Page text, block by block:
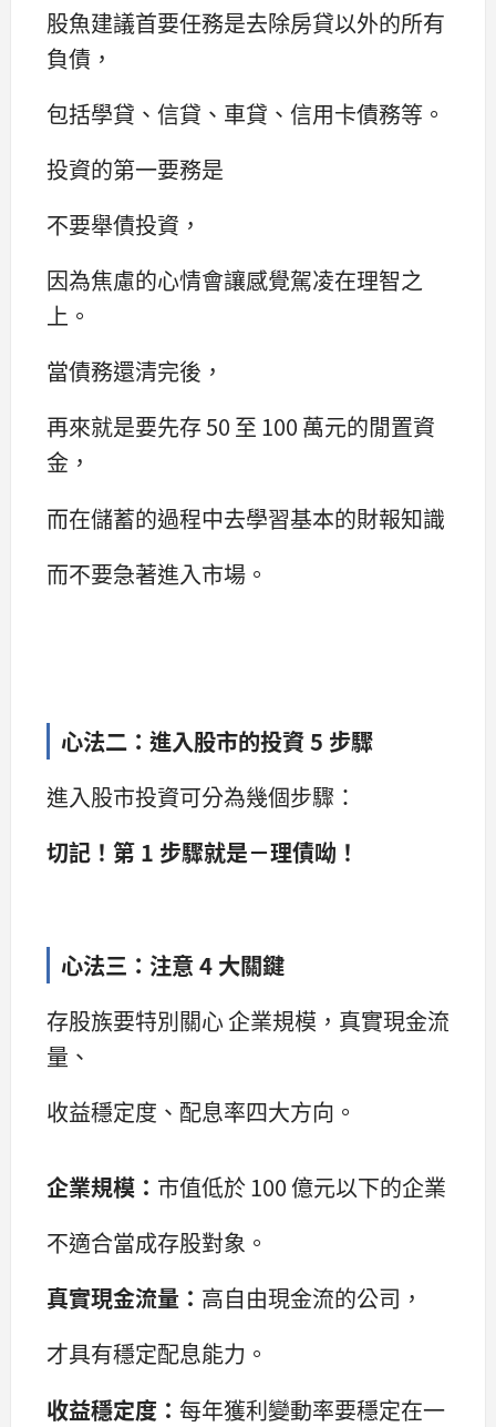
股魚建議首要任務是去除房貸以外的所有
負債，
包括學貸、信貸、車貸、信用卡債務等。
投資的第一要務是
不要舉債投資，
因為焦慮的心情會讓感覺駕凌在理智之
上。
當債務還清完後，
再來就是要先存 50 至 100 萬元的閒置資
金，
而在儲蓄的過程中去學習基本的財報知識
而不要急著進入市場。
心法二： 進入股市的投資 5 步驟
進入股市投資可分為幾個步驟：
切記！第 1 步驟就是－理債呦！
心法三：注意 4 大關鍵
存股族要特別關心 企業規模，真實現金流
量、
收益穩定度、配息率四大方向。
企業規模： 市值低於 100 億元以下的企業
不適合當成存股對象。
真實現金流量： 高自由現金流的公司，
才具有穩定配息能力。
收益穩定度： 每年獲利變動率要穩定在一